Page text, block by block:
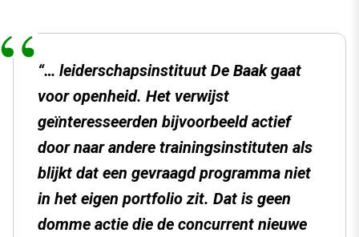
“… leiderschapsinstituut De Baak gaat
voor openheid. Het verwijst
geïnteresseerden bijvoorbeeld actief
door naar andere trainingsinstituten als
blijkt dat een gevraagd programma niet
in het eigen portfolio zit. Dat is geen
domme actie die de concurrent nieuwe